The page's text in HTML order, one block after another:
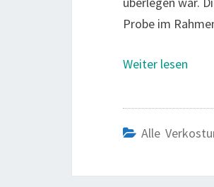
Probe im
Weiter lesen
Alle